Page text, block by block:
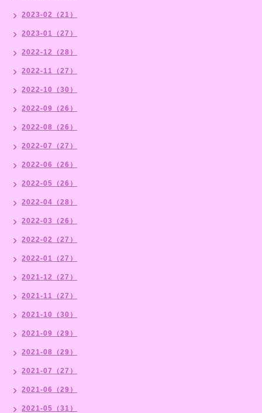
2023-02（21）
2023-01（27）
2022-12（28）
2022-11（27）
2022-10（30）
2022-09（26）
2022-08（26）
2022-07（27）
2022-06（26）
2022-05（26）
2022-04（28）
2022-03（26）
2022-02（27）
2022-01（27）
2021-12（27）
2021-11（27）
2021-10（30）
2021-09（29）
2021-08（29）
2021-07（27）
2021-06（29）
2021-05（31）